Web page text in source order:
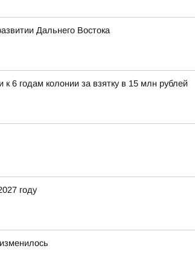
Дальнего Востока
6 годам колонии за взятку в 15 млн рублей
году